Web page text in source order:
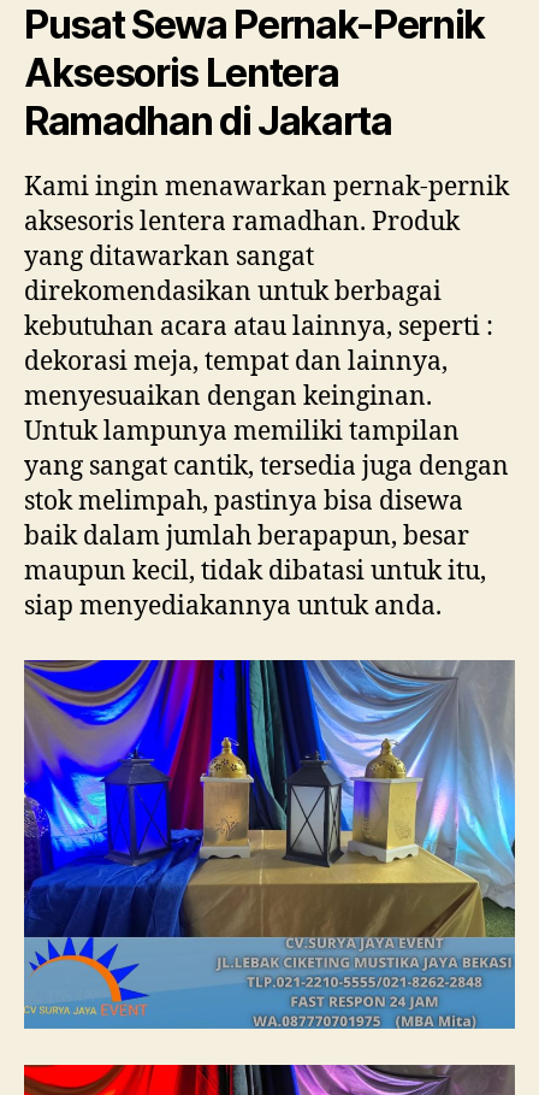
Pusat Sewa Pernak-Pernik
Aksesoris Lentera
Ramadhan di Jakarta
Kami ingin menawarkan pernak-pernik
aksesoris lentera ramadhan. Produk
yang ditawarkan sangat
direkomendasikan untuk berbagai
kebutuhan acara atau lainnya, seperti :
dekorasi meja, tempat dan lainnya,
menyesuaikan dengan keinginan.
Untuk lampunya memiliki tampilan
yang sangat cantik, tersedia juga dengan
stok melimpah, pastinya bisa disewa
baik dalam jumlah berapapun, besar
maupun kecil, tidak dibatasi untuk itu,
siap menyediakannya untuk anda.